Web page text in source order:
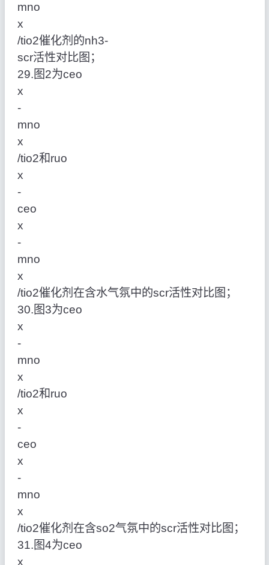
mno
x
/tio2催化剂的nh3‑
scr活性对比图；
29.图2为ceo
x
‑
mno
x
/tio2和ruo
x
‑
ceo
x
‑
mno
x
/tio2催化剂在含水气氛中的scr活性对比图；
30.图3为ceo
x
‑
mno
x
/tio2和ruo
x
‑
ceo
x
‑
mno
x
/tio2催化剂在含so2气氛中的scr活性对比图；
31.图4为ceo
x